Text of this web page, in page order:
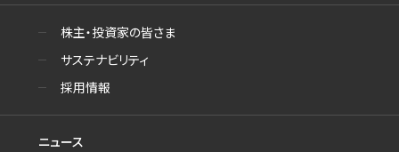
株主・投資家の皆さま
サステナビリティ
採用情報
ニュース